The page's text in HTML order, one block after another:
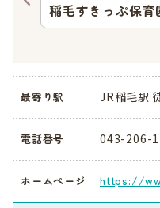
稲毛すきっぷ保育
最寄り駅 JR稲毛駅
電話番号 043-206-
ホームページ https://